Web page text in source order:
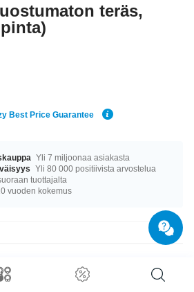
teräs,
Best Price Guarantee
Yli 7 miljoonaa asiakasta
Yli 80 000 positiivista arvostelua
tuottajalta
vuoden kokemus
5 mm. Hanki omasi kun tuotteita on vielä